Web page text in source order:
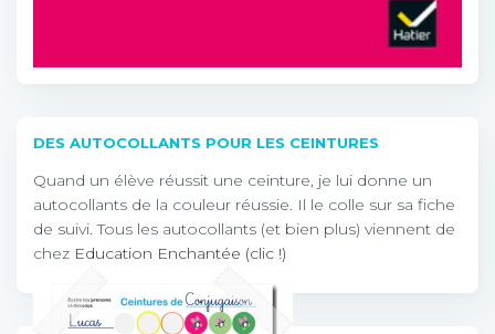
DES AUTOCOLLANTS POUR LES CEINTURES
Quand un élève réussit une ceinture, je lui donne un
autocollants de la couleur réussie. Il le colle sur sa fiche
de suivi. Tous les autocollants (et bien plus) viennent de
chez Education Enchantée (clic !)